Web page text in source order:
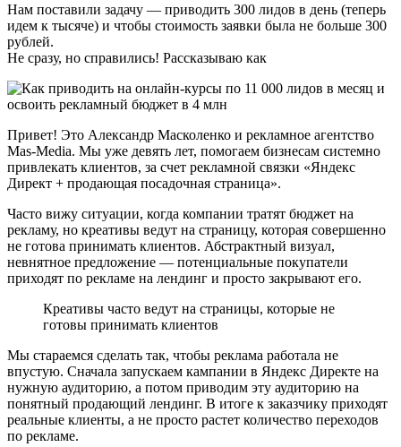
Нам поставили задачу — приводить 300 лидов в день (теперь
идем к тысяче) и чтобы стоимость заявки была не больше 300
рублей.
Не сразу, но справились! Рассказываю как
Привет! Это Александр Масколенко и рекламное агентство
Mas-Media. Мы уже девять лет, помогаем бизнесам системно
привлекать клиентов, за счет рекламной связки «Яндекс
Директ + продающая посадочная страница».
Часто вижу ситуации, когда компании тратят бюджет на
рекламу, но креативы ведут на страницу, которая совершенно
не готова принимать клиентов. Абстрактный визуал,
невнятное предложение — потенциальные покупатели
приходят по рекламе на лендинг и просто закрывают его.
Креативы часто ведут на страницы, которые не
готовы принимать клиентов
Мы стараемся сделать так, чтобы реклама работала не
впустую. Сначала запускаем кампании в Яндекс Директе на
нужную аудиторию, а потом приводим эту аудиторию на
понятный продающий лендинг. В итоге к заказчику приходят
реальные клиенты, а не просто растет количество переходов
по рекламе.